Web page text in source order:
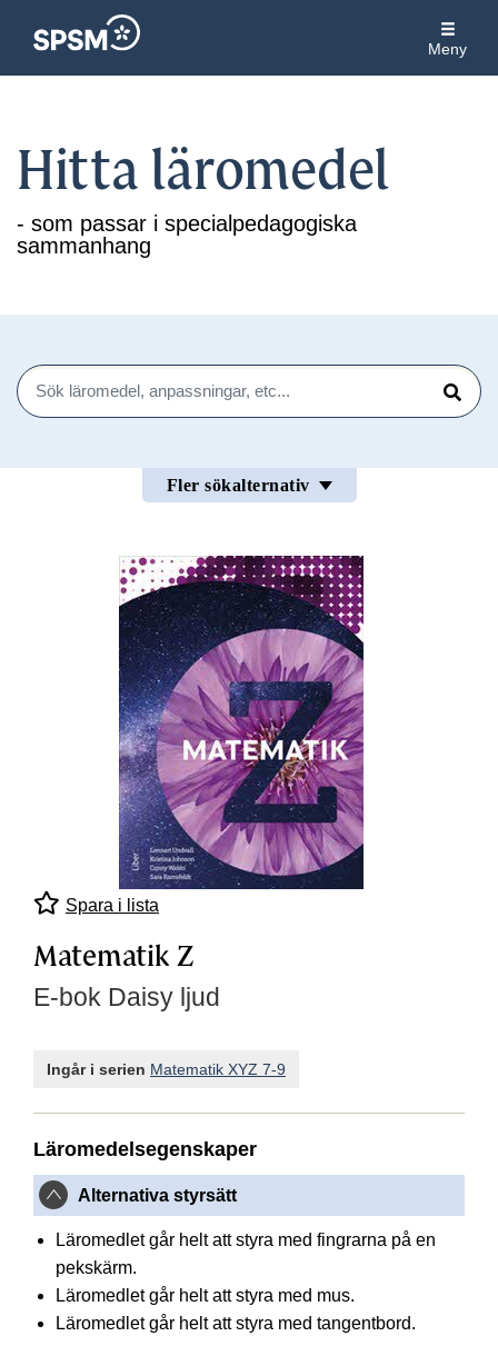
Meny
Hitta läromedel
- som passar i specialpedagogiska
sammanhang
Sök
Sök
Fler sökalternativ
Spara i lista
Matematik Z
E-bok Daisy ljud
Ingår i serien Matematik XYZ 7-9
Läromedelsegenskaper
Alternativa styrsätt
Läromedlet går helt att styra med fingrarna på en
pekskärm.
Läromedlet går helt att styra med mus.
Läromedlet går helt att styra med tangentbord.